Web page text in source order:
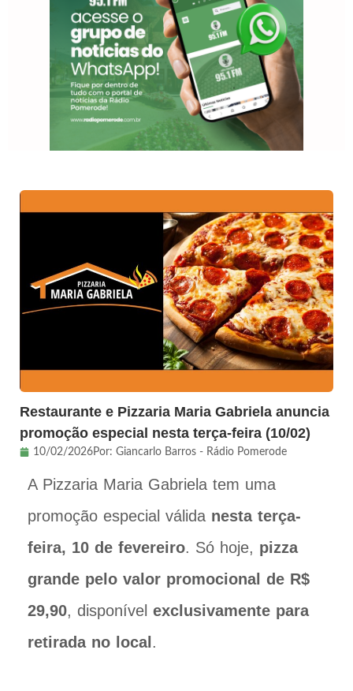
Restaurante e Pizzaria Maria Gabriela anuncia
promoção especial nesta terça-feira (10/02)
10/02/2026Por: Giancarlo Barros - Rádio Pomerode
A Pizzaria Maria Gabriela tem uma
promoção especial válida nesta terça-
feira, 10 de fevereiro. Só hoje, pizza
grande pelo valor promocional de R$
29,90, disponível exclusivamente para
retirada no local.